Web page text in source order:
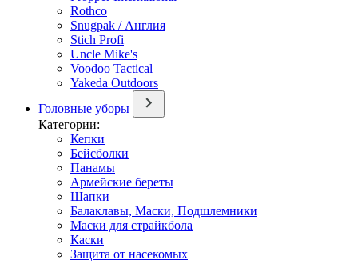
Rothco
Snugpak / Англия
Stich Profi
Uncle Mike's
Voodoo Tactical
Yakeda Outdoors
Головные уборы
Категории:
Кепки
Бейсболки
Панамы
Армейские береты
Шапки
Балаклавы, Маски, Подшлемники
Маски для страйкбола
Каски
Защита от насекомых